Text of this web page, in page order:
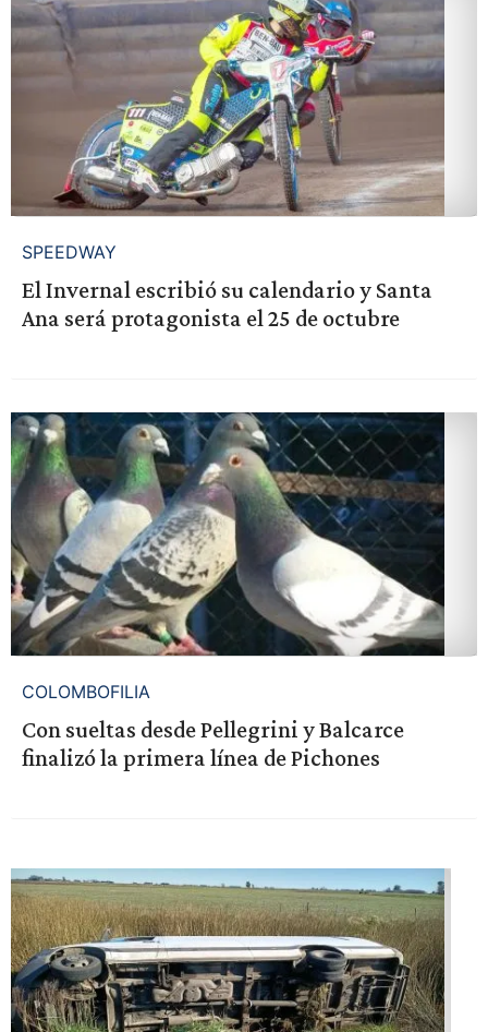
SPEEDWAY
El Invernal escribió su calendario y Santa
Ana será protagonista el 25 de octubre
COLOMBOFILIA
Con sueltas desde Pellegrini y Balcarce
finalizó la primera línea de Pichones